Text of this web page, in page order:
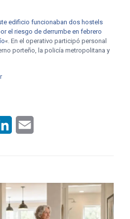
edificio funcionaban dos hostels
el riesgo de derrumbe en febrero
«. En el operativo participó personal
porteño, la policía metropolitana y
LinkedIn